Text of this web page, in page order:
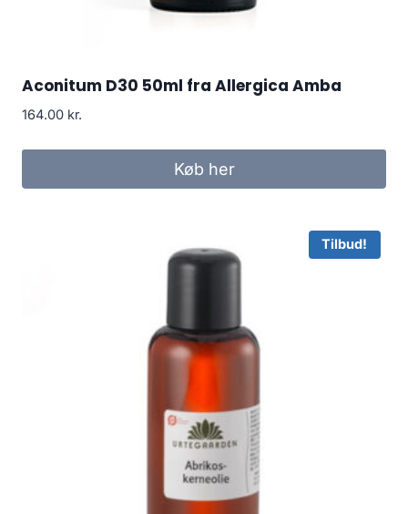
Aconitum D30 50ml fra Allergica Amba
164.00 kr.
Køb her
Tilbud!